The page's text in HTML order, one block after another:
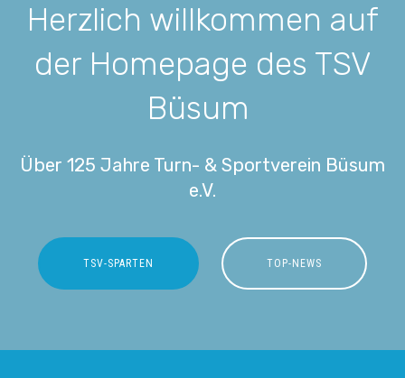
Herzlich willkommen auf
der Homepage des TSV
Büsum
Über 125 Jahre Turn- & Sportverein Büsum
e.V.
TSV-SPARTEN TOP-NEWS